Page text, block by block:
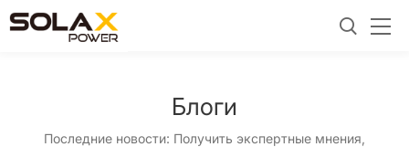
Блоги
Последние новости: Получить экспертные мнения,